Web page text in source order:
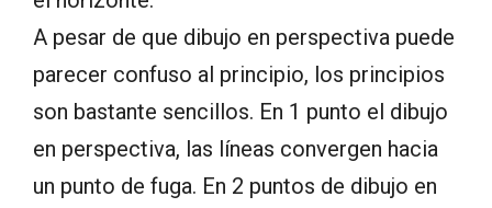
A pesar de que dibujo en perspectiva puede
parecer confuso al principio, los principios
son bastante sencillos. En 1 punto el dibujo
en perspectiva, las líneas convergen hacia
un punto de fuga. En 2 puntos de dibujo en